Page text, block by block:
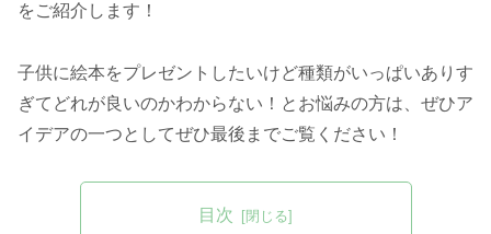
をご紹介します！
子供に絵本をプレゼントしたいけど種類がいっぱいありす
ぎてどれが良いのかわからない！とお悩みの方は、ぜひア
イデアの一つとしてぜひ最後までご覧ください！
目次